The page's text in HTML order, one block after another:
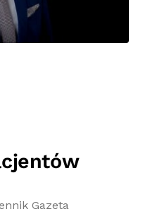
Gazeta